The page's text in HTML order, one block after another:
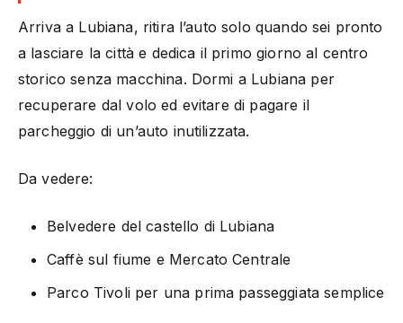
Arriva a Lubiana, ritira l’auto solo quando sei pronto
a lasciare la città e dedica il primo giorno al centro
storico senza macchina. Dormi a Lubiana per
recuperare dal volo ed evitare di pagare il
parcheggio di un’auto inutilizzata.
Da vedere:
Belvedere del castello di Lubiana
Caffè sul fiume e Mercato Centrale
Parco Tivoli per una prima passeggiata semplice